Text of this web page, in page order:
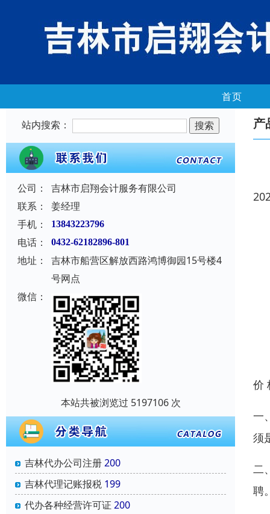
首页
站内搜索：
公司：
吉林市启翔会计服务有限公司
联系：
姜经理
手机：
13843223796
电话： 0432-62182896-801
地址：
吉林市船营区解放西路鸿博御园15号楼4
号网点
微信：
本站共被浏览过 5197106 次
吉林代办公司注册200
吉林代理记账报税 199
代办各种经营许可证 200
产
价
一
须
二
聘